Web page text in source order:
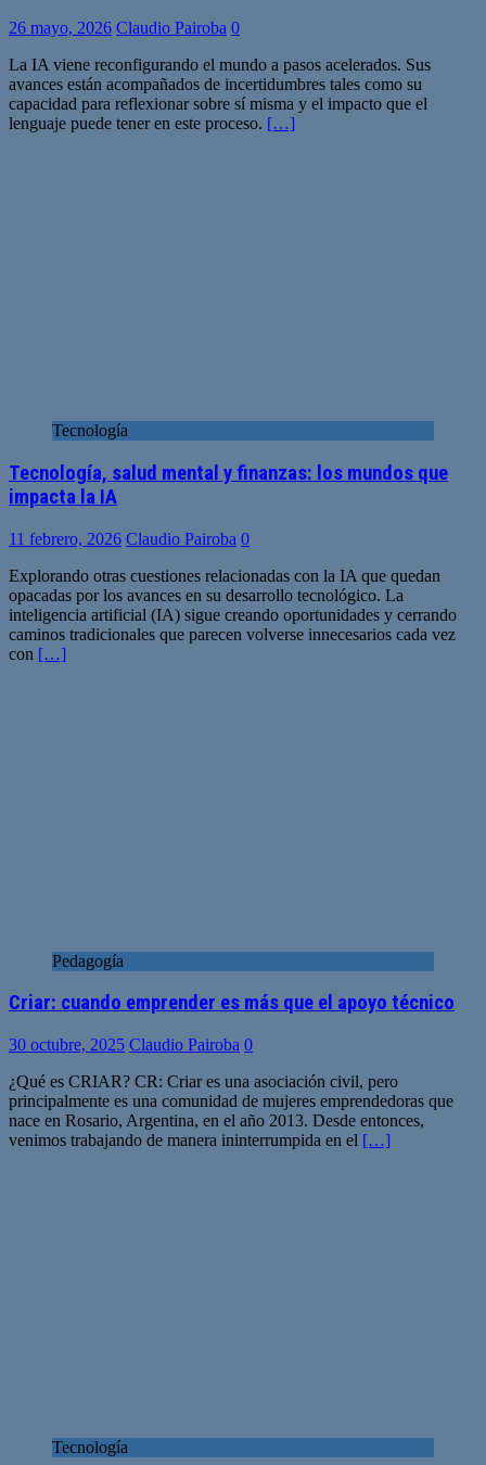
26 mayo, 2026 Claudio Pairoba 0
La IA viene reconfigurando el mundo a pasos acelerados. Sus
avances están acompañados de incertidumbres tales como su
capacidad para reflexionar sobre sí misma y el impacto que el
lenguaje puede tener en este proceso. […]
Tecnología
Tecnología, salud mental y finanzas: los mundos que
impacta la IA
11 febrero, 2026 Claudio Pairoba 0
Explorando otras cuestiones relacionadas con la IA que quedan
opacadas por los avances en su desarrollo tecnológico. La
inteligencia artificial (IA) sigue creando oportunidades y cerrando
caminos tradicionales que parecen volverse innecesarios cada vez
con […]
Pedagogía
Criar: cuando emprender es más que el apoyo técnico
30 octubre, 2025 Claudio Pairoba 0
¿Qué es CRIAR? CR: Criar es una asociación civil, pero
principalmente es una comunidad de mujeres emprendedoras que
nace en Rosario, Argentina, en el año 2013. Desde entonces,
venimos trabajando de manera ininterrumpida en el […]
Tecnología